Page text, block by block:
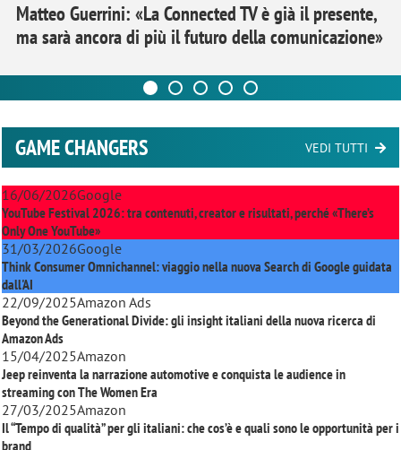
Matteo Guerrini: «La Connected TV è già il presente,
ma sarà ancora di più il futuro della comunicazione»
GAME CHANGERS VEDI TUTTI
16/06/2026Google
YouTube Festival 2026: tra contenuti, creator e risultati, perché «There’s
Only One YouTube»
31/03/2026Google
Think Consumer Omnichannel: viaggio nella nuova Search di Google guidata
dall'AI
22/09/2025Amazon Ads
Beyond the Generational Divide: gli insight italiani della nuova ricerca di
Amazon Ads
15/04/2025Amazon
Jeep reinventa la narrazione automotive e conquista le audience in
streaming conThe Women Era
27/03/2025Amazon
Il “Tempo di qualità” per gli italiani: che cos’è e quali sono le opportunità per i
brand